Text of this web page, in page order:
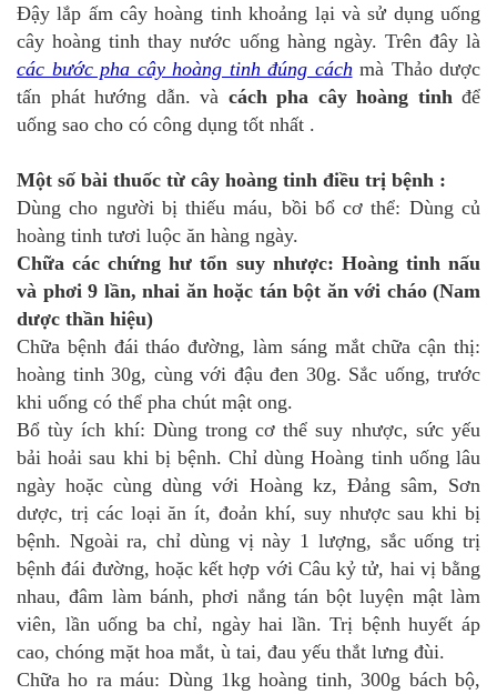
Đậy lắp ấm cây hoàng tinh khoảng lại và sử dụng uống
cây hoàng tinh thay nước uống hàng ngày. Trên đây là
các bước pha cây hoàng tinh đúng cách mà Thảo dược
tấn phát hướng dẫn. và cách pha cây hoàng tinh để
uống sao cho có công dụng tốt nhất .
Một số bài thuốc từ cây hoàng tinh điều trị bệnh :
Dùng cho người bị thiếu máu, bồi bổ cơ thể: Dùng củ
hoàng tinh tươi luộc ăn hàng ngày.
Chữa các chứng hư tổn suy nhược: Hoàng tinh nấu
và phơi 9 lần, nhai ăn hoặc tán bột ăn với cháo (Nam
dược thần hiệu)
Chữa bệnh đái tháo đường, làm sáng mắt chữa cận thị:
hoàng tinh 30g, cùng với đậu đen 30g. Sắc uống, trước
khi uống có thể pha chút mật ong.
Bổ tùy ích khí: Dùng trong cơ thể suy nhược, sức yếu
bải hoải sau khi bị bệnh. Chỉ dùng Hoàng tinh uống lâu
ngày hoặc cùng dùng với Hoàng kz, Đảng sâm, Sơn
dược, trị các loại ăn ít, đoản khí, suy nhược sau khi bị
bệnh. Ngoài ra, chỉ dùng vị này 1 lượng, sắc uống trị
bệnh đái đường, hoặc kết hợp với Câu kỷ tử, hai vị bằng
nhau, đâm làm bánh, phơi nắng tán bột luyện mật làm
viên, lần uống ba chỉ, ngày hai lần. Trị bệnh huyết áp
cao, chóng mặt hoa mắt, ù tai, đau yếu thắt lưng đùi.
Chữa ho ra máu: Dùng 1kg hoàng tinh, 300g bách bộ,